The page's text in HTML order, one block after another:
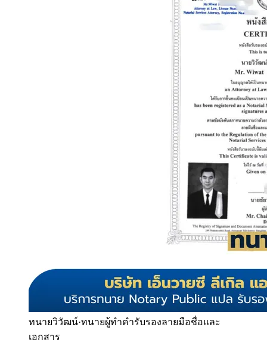
ทนายวิวัฒน์·ทนายผู้ทำคำรับรองลายมือชื่อและ
เอกสาร